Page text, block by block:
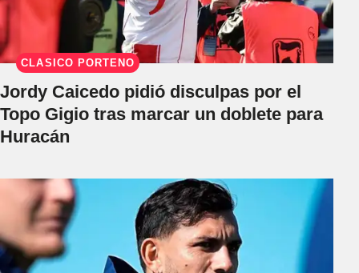
CLÁSICO PORTEÑO
Jordy Caicedo pidió disculpas por el
Topo Gigio tras marcar un doblete para
Huracán